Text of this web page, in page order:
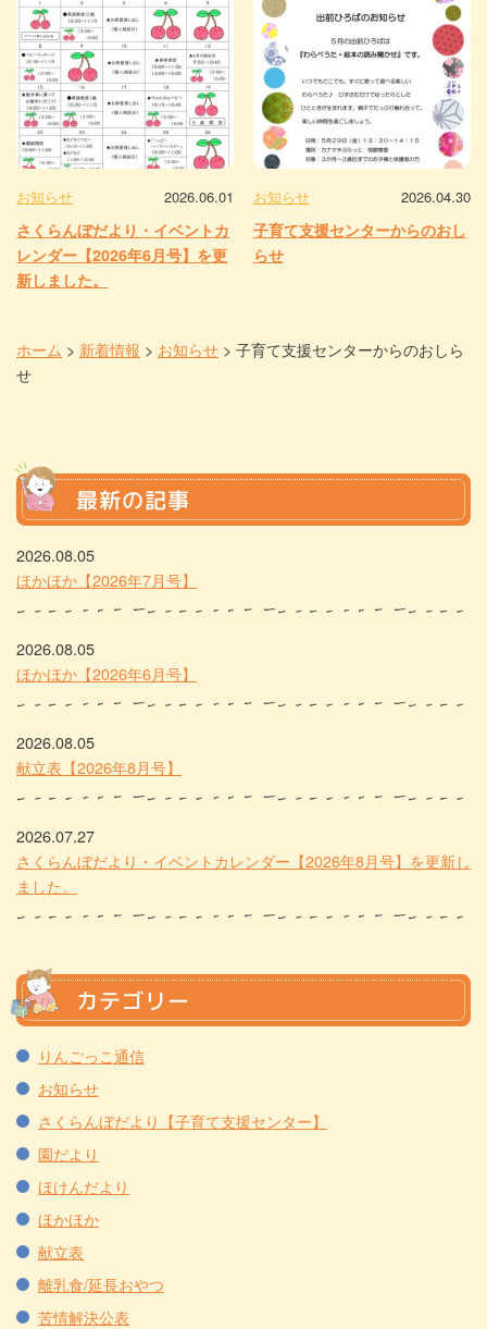
お知らせ 2026.06.01
さくらんぼだより・イベントカ
レンダー【2026年6月号】を更
新しました。
お知らせ 2026.04.30
子育て支援センターからのおし
らせ
ホーム > 新着情報 > お知らせ > 子育て支援センターからのおしら
せ
最新の記事
2026.08.05
ほかほか【2026年7月号】
2026.08.05
ほかほか【2026年6月号】
2026.08.05
献立表【2026年8月号】
2026.07.27
さくらんぼだより・イベントカレンダー【2026年8月号】を更新し
ました。
カテゴリー
りんごっこ通信
お知らせ
さくらんぼだより【子育て支援センター】
園だより
ほけんだより
ほかほか
献立表
離乳食/延長おやつ
苦情解決公表